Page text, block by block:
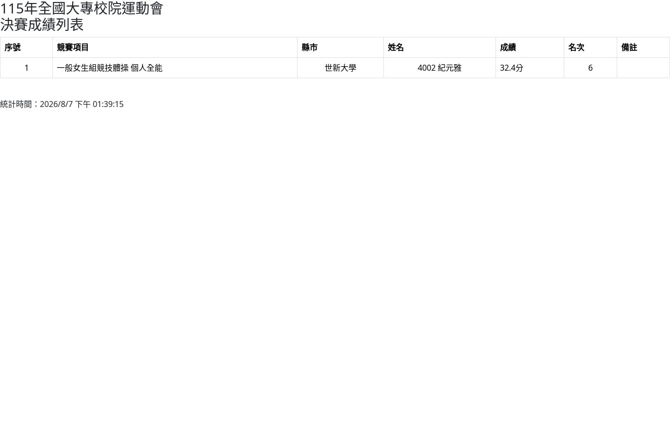
115年全國大專校院運動會
決賽成績列表
序號 競賽項目 縣市 姓名 成績 名次
備註
1
一般女生組競技體操 個人全能 世新大學 4002 紀元雅 32.4分 6
統計時間：2026/8/7 下午 01:39:15